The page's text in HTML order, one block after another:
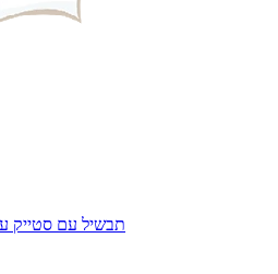
תבשיל עם סטייק